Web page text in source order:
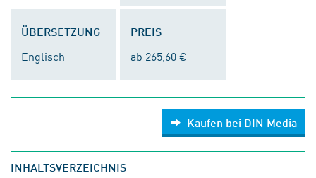
ÜBERSETZUNG
Englisch
PREIS
ab 265,60 €
Kaufen bei DIN Media
INHALTSVERZEICHNIS